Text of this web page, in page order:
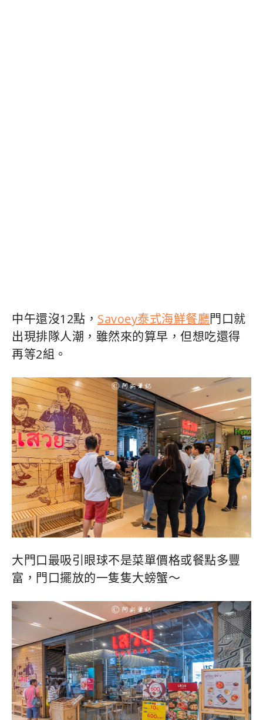
中午還沒12點， Savoey泰式海鮮餐廳門口就
出現排隊人潮，雖然來的算早，但想吃還得
再等2組。
大門口最吸引眼球不是菜單價格或餐點多豐
富，門口擺放的一隻隻大螃蟹～